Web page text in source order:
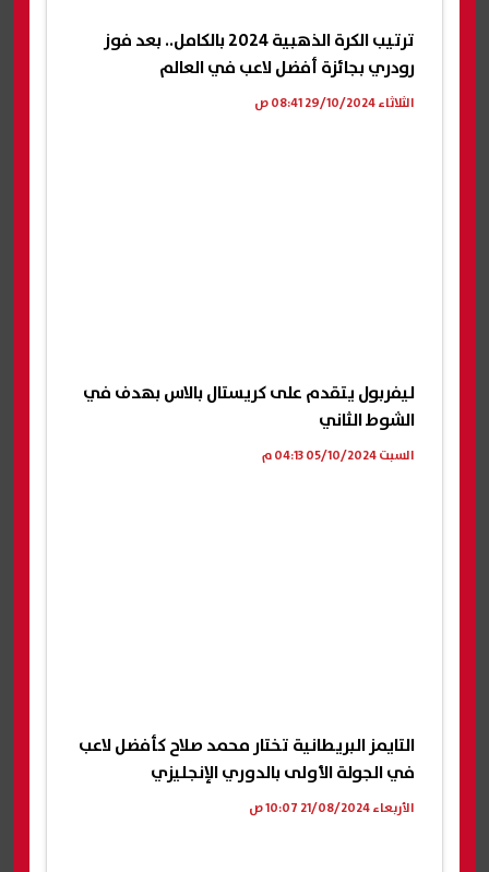
ترتيب الكرة الذهبية 2024 بالكامل.. بعد فوز
رودري بجائزة أفضل لاعب في العالم
الثلاثاء 29/10/2024 08:41 ص
ليفربول يتقدم على كريستال بالاس بهدف في
الشوط الثاني
السبت 05/10/2024 04:13 م
التايمز البريطانية تختار محمد صلاح كأفضل لاعب
في الجولة الأولى بالدوري الإنجليزي
الأربعاء 21/08/2024 10:07 ص